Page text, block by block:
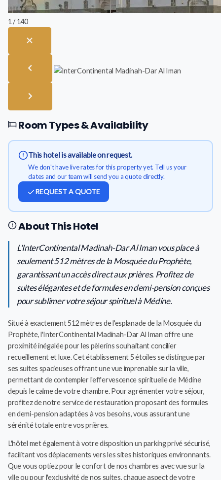
1 / 140
Room Types & Availability
This hotel is available on request.
We don't have live rates for this property yet. Tell us your
dates and our team will send you a quote directly.
REQUEST A QUOTE
About This Hotel
L'InterContinental Madinah-Dar Al Iman vous place à
seulement 512 mètres de la Mosquée du Prophète,
garantissant un accès direct aux prières. Profitez de
suites élégantes et de formules en demi-pension conçues
pour sublimer votre séjour spirituel à Médine.
Situé à exactement 512 mètres de l'esplanade de la Mosquée du
Prophète, l'InterContinental Madinah-Dar Al Iman offre une
proximité inégalée pour les pèlerins souhaitant concilier
recueillement et luxe. Cet établissement 5 étoiles se distingue par
ses suites spacieuses offrant une vue imprenable sur la ville,
permettant de contempler l'effervescence spirituelle de Médine
depuis le calme de votre chambre. Pour agrémenter votre séjour,
profitez de notre service de restauration proposant des formules
en demi-pension adaptées à vos besoins, vous assurant une
sérénité totale entre vos prières.
L'hôtel met également à votre disposition un parking privé sécurisé,
facilitant vos déplacements vers les sites historiques environnants.
Que vous optiez pour le confort de nos chambres avec vue sur la
ville ou pour l'exclusivité de nos suites, chaque aspect de votre